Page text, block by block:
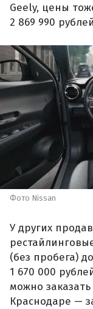
Geely, цены
2 869 990
Фото Nissan
У других
(без пробега)
1 670 000
можно
Краснодаре —